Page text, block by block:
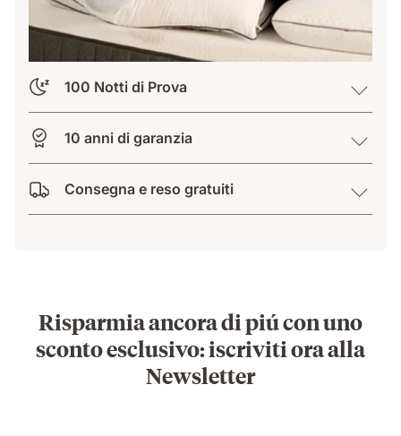
100 Notti di Prova
10 anni di garanzia
Consegna e reso gratuiti
Risparmia ancora di piú con uno
sconto esclusivo: iscriviti ora alla
Newsletter